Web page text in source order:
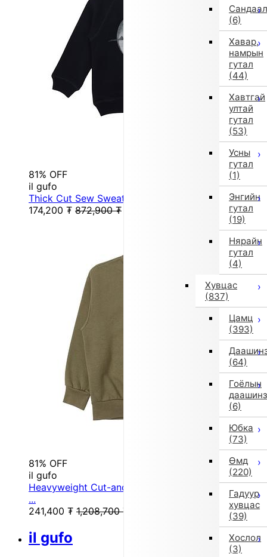
Сандаал
(6)
Хавар,
намрын
гутал
(44)
Хавтгай
ултай
гутал
(53)
Усны
гутал
(1)
Энгийн
гутал
(19)
Нярайн
гутал
(4)
Хувцас
(837)
Цамц
(393)
(64)
Гоёлын
даашинз
(6)
Юбка
(73)
Өмд
(220)
Гадуур
хувцас
(39)
Хослол
(3)
81% OFF
il gufo
Thick Cut Sew Sweatshirt (Black)
174,200 ₮ 872,900 ₮
81% OFF
il gufo
Heavyweight Cut-and-Sew Sweatshirt (115/120 cm
...
241,400 ₮ 1,208,700 ₮
il gufo